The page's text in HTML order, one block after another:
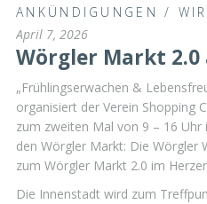
ANKÜNDIGUNGEN /
April 7, 2026
Wörgler Markt 2.0
„Frühlingserwachen &
organisiert der Verein Shopping
zum zweiten Mal von 9 – 16
den Wörgler Markt: Die Wörgler
zum Wörgler Markt 2.0 im
Die Innenstadt wird zum